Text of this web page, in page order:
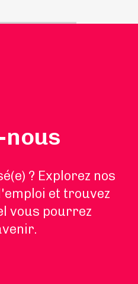
nous
? Explorez nos
et trouvez
vous pourrez